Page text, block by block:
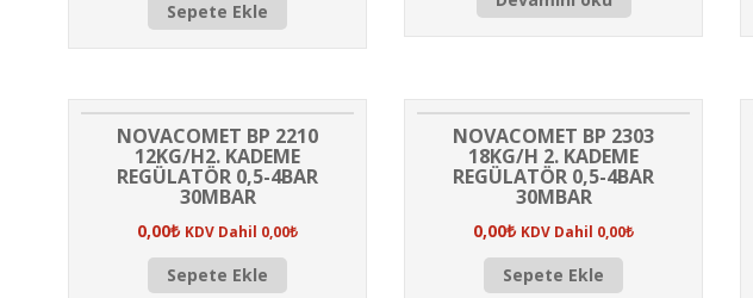
Sepete Ekle
NOVACOMET BP 2210
12KG/H2. KADEME
REGÜLATÖR 0,5-4BAR
30MBAR
0,00₺ KDV Dahil 0,00₺
Sepete Ekle
NOVACOMET BP 2303
18KG/H 2. KADEME
REGÜLATÖR 0,5-4BAR
30MBAR
0,00₺ KDV Dahil 0,00₺
Sepete Ekle